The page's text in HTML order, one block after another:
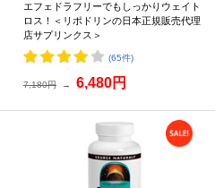
エフェドラフリーでもしっかりウェイト
ロス！＜リポドリンの日本正規販売代理
店サプリンクス＞
(65件)
7,180円 → 6,480円